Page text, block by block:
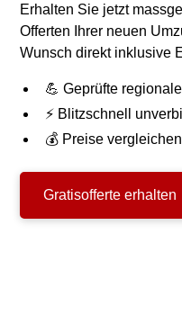
Erhalten Sie jetzt
Offerten Ihrer neuen
Wunsch direkt inklusive
💪 Geprüfte
⚡ Blitzschnell
💰 Preise
Gratisofferte erhalten